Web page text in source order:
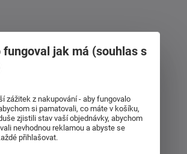
fungoval jak má (souhlas s
zážitek z nakupování - aby fungovalo
si pamatovali, co máte v košíku,
zjistili stav vaší objednávky, abychom
nevhodnou reklamou a abyste se
přihlašovat.